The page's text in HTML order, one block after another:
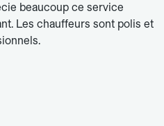
beaucoup ce service
Les chauffeurs sont polis et